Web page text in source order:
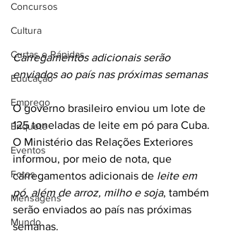
Concursos
Cultura
Curtas e Rápidas
Educação
Emprego
Enquete
Eventos
Fotos
Mensagens
Mundo
Carregamentos adicionais serão
enviados ao país nas próximas semanas
O governo brasileiro enviou um lote de
125 toneladas de leite em pó para Cuba.
O Ministério das Relações Exteriores
informou, por meio de nota, que
carregamentos adicionais de leite em
pó, além de arroz, milho e soja, também
serão enviados ao país nas próximas
semanas.